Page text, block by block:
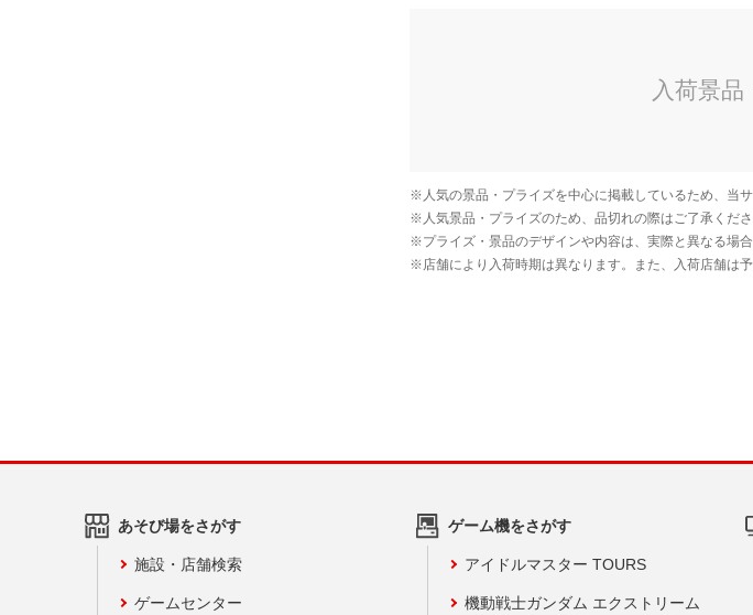
あそび場をさがす
施設・店舗検索
ゲームセンター
ゲーム機をさがす
アイドルマスター TOURS
機動戦士ガンダム エクストリーム